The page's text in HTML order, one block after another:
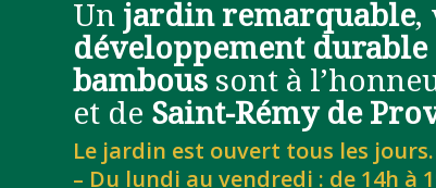
Un jardin remarquable,
développement durable
bambous sont à
et de Saint-Rémy de
Le jardin est ouvert tous les jours.
– Du lundi au vendredi : de 14h à